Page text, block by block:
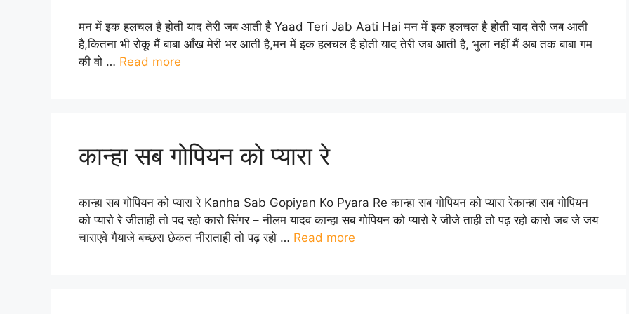
मन में इक हलचल है होती याद तेरी जब आती है Yaad Teri Jab Aati Hai मन में इक हलचल है होती याद तेरी जब आती
है,कितना भी रोकू मैं बाबा आँख मेरी भर आती है,मन में इक हलचल है होती याद तेरी जब आती है, भुला नहीं मैं अब तक बाबा गम
की वो … Read more
कान्हा सब गोपियन को प्यारा रे
कान्हा सब गोपियन को प्यारा रे Kanha Sab Gopiyan Ko Pyara Re कान्हा सब गोपियन को प्यारा रेकान्हा सब गोपियन
को प्यारो रे जीताही तो पद रहो कारो सिंगर – नीलम यादव कान्हा सब गोपियन को प्यारो रे जीजे ताही तो पढ़ रहो कारो जब जे जय
चाराएवे गैयाजे बच्छरा छेकत नीराताही तो पढ़ रहो … Read more